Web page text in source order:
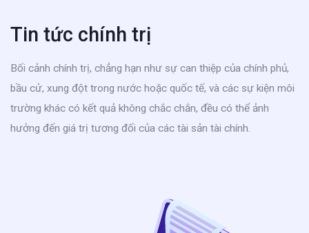
Tin tức chính trị
Bối cảnh chính trị, chẳng hạn như sự can thiệp của chính phủ,
bầu cử, xung đột trong nước hoặc quốc tế, và các sự kiện môi
trường khác có kết quả không chắc chắn, đều có thể ảnh
hưởng đến giá trị tương đối của các tài sản tài chính.